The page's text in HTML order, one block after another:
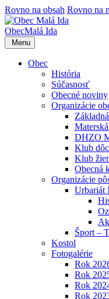
Rovno na obsah Rovno na
ObecMalá Ida
Menu
Obec
História
Súčasnosť
Obecné noviny
Organizácie
DHZO
Klub
Klub
Obecná
Organizácie
Urbariát
Šport –
Kostol
Fotogalérie
Rok
Rok
Rok
Rok